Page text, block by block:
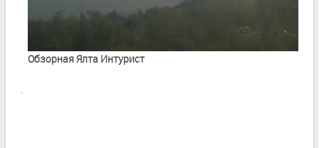
Обзорная Ялта Интурист
.